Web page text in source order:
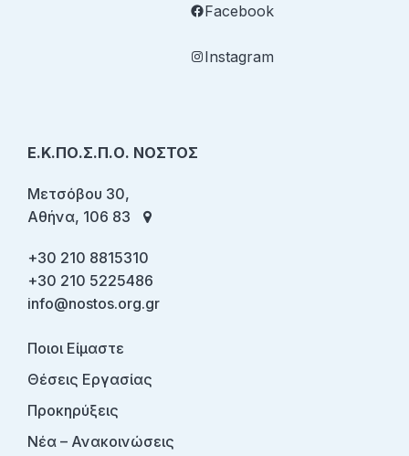
Facebook
Instagram
Ε.Κ.ΠΟ.Σ.Π.Ο. ΝΟΣΤΟΣ
Μετσόβου 30,
Αθήνα, 106 83
+30 210 8815310
+30 210 5225486
info@nostos.org.gr
Ποιοι Είμαστε
Θέσεις Εργασίας
Προκηρύξεις
Νέα – Ανακοινώσεις